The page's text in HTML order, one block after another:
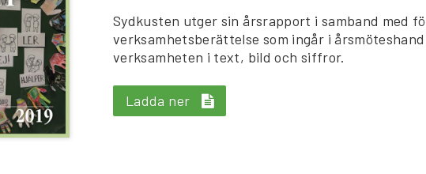
Sydkusten utger sin årsrapport i samband med
verksamhetsberättelse som ingår i
verksamheten i text, bild och siffror.
Ladda ner